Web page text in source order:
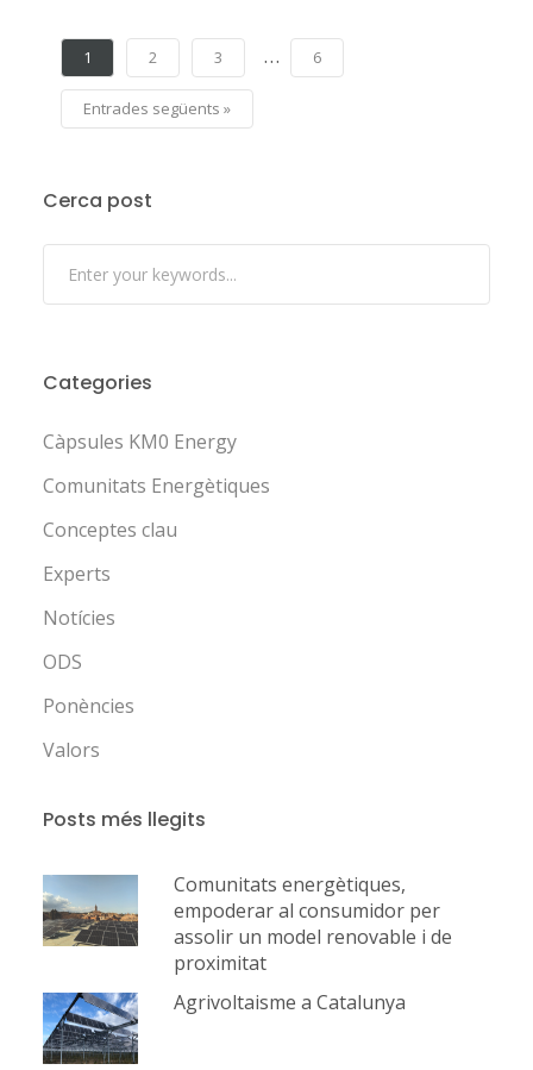
1 2 3 … 6
Entrades següents »
Cerca post
Categories
Càpsules KM0 Energy
Comunitats Energètiques
Conceptes clau
Experts
Notícies
ODS
Ponències
Valors
Posts més llegits
Comunitats energètiques,
empoderar al consumidor per
assolir un model renovable i de
proximitat
Agrivoltaisme a Catalunya